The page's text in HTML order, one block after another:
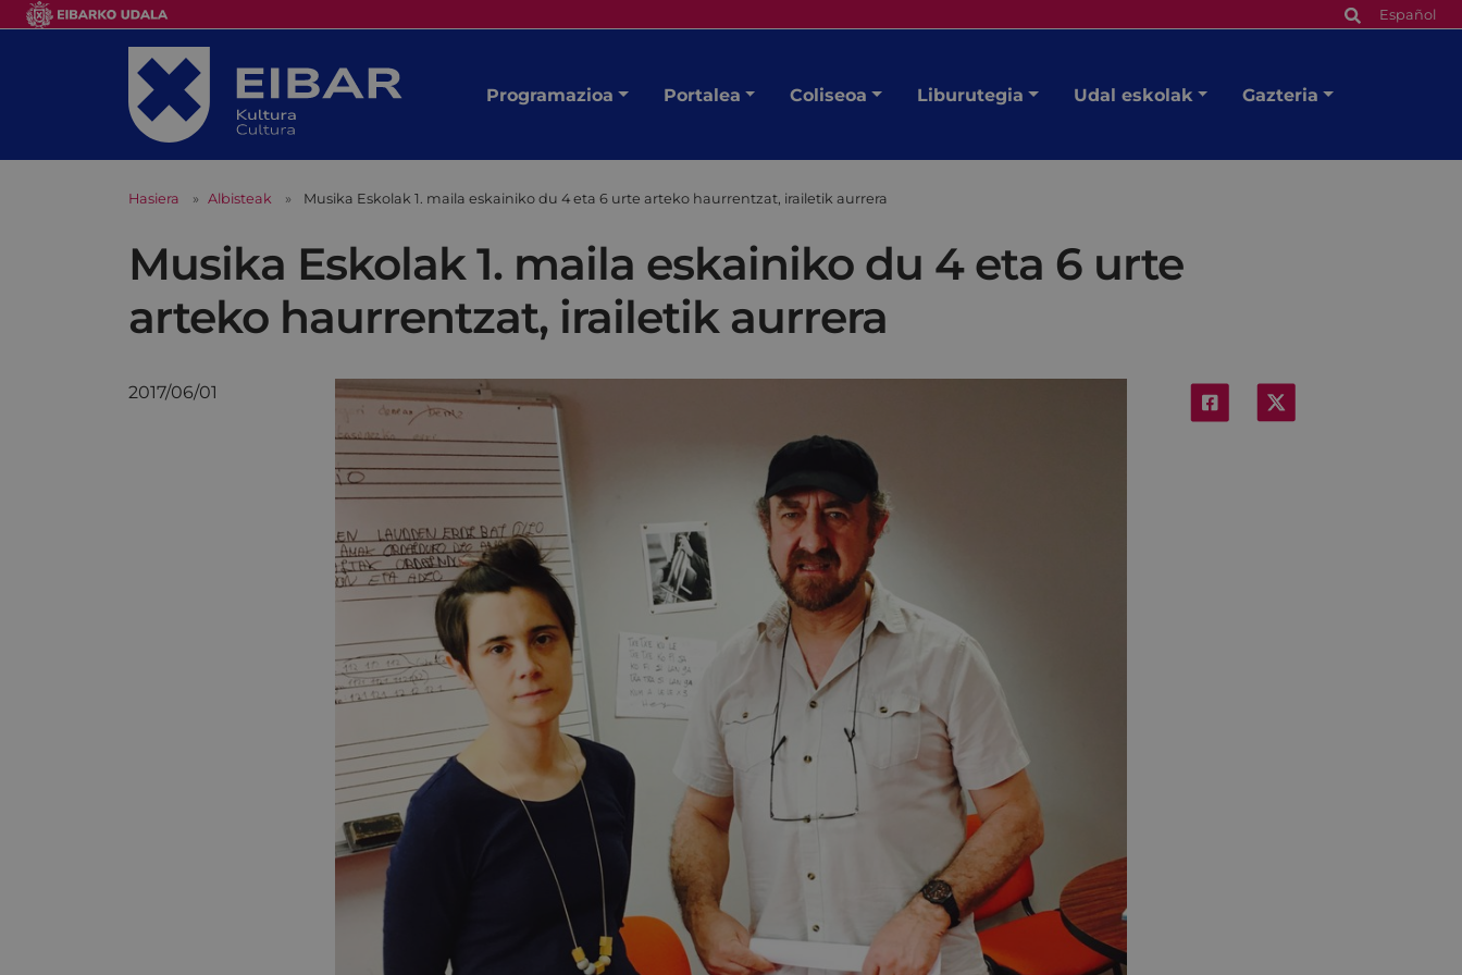
Español
Programazioa Portalea Coliseoa Liburutegia Udal eskolak Gazteria
Hasiera Albisteak Musika Eskolak 1. maila eskainiko du 4 eta 6 urte arteko haurrentzat, irailetik aurrera
Musika Eskolak 1. maila eskainiko du 4 eta 6 urte
arteko haurrentzat, irailetik aurrera
2017/06/01